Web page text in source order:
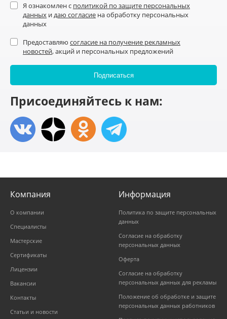
Я ознакомлен с политикой по защите персональных
данных и даю согласие на обработку персональных
данных
Предоставляю согласие на получение рекламных
новостей, акций и персональных предложений
Присоединяйтесь к нам:
Компания
О компании
Специалисты
Мастерские
Сертификаты
Лицензии
Вакансии
Контакты
Статьи и новости
Информация
Политика по защите персональных
данных
Согласие на обработку
персональных данных
Оферта
Согласие на обработку
персональных данных для рекламы
Положение об обработке и защите
персональных данных работников